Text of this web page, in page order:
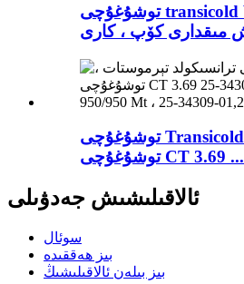
توشۇغۇچى transicold V2203 گاز
توشۇغۇچى Transicold تېرموستات ،
توشۇغۇچى CT 3.69 ...
ئالاقىلىشىش جەدۋىلى
سوئال
بىز ھەققىدە
بىز بىلەن ئالاقىلىشىڭ